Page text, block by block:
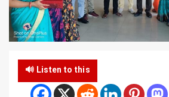
🔊 Listen to this